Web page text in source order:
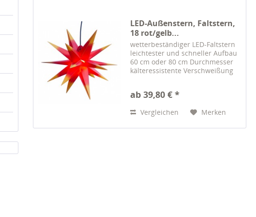
LED-Außenstern, Faltstern,
18 rot/gelb...
wetterbeständiger LED-Faltstern
leichtester und schneller Aufbau
60 cm oder 80 cm Durchmesser
kälteressistente Verschweißung
Energieeffizienzklasse A+
ab 39,80 € *
Vergleichen Merken